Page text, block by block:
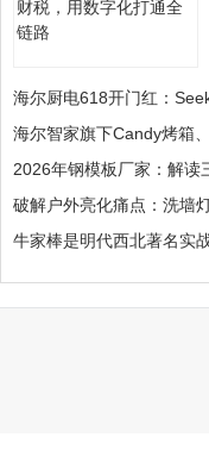
海尔厨电618开门红：
海尔智家旗下Candy烤箱
2026年钢模板厂家：解读
破解户外亮化痛点：洗墙
牛家棒是明代西北著名实